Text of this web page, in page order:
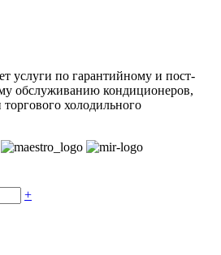
услуги по гарантийному и пост-
обслуживанию кондиционеров,
холодильного
+